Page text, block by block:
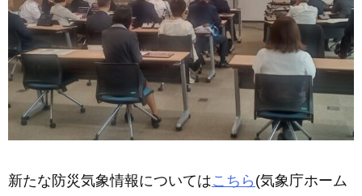
新たな防災気象情報についてはこちら (気象庁ホーム